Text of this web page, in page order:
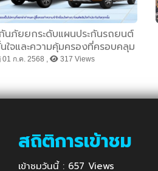
นภัยยกระดับแผนประกันรถยนต์
ใจและความคุ้มครองที่ครอบคลุม
ทุกการเดินทาง
01 ก.ค. 2568 , 317 Views
สถิติการเข้าชม
เข้าชมวันนี้ : 657 Views